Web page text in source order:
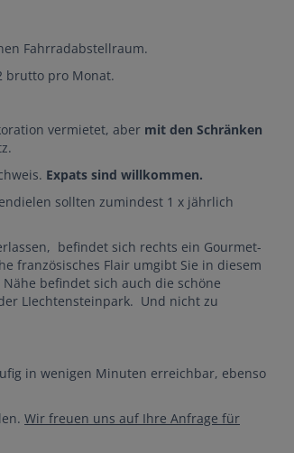
Fahrradabstellraum.
brutto pro Monat.
vermietet, aber mit den Schränken
Expats sind willkommen.
sollten zumindest 1 x jährlich
befindet sich rechts ein Gourmet-
französisches Flair umgibt Sie in diesem
Nähe befindet sich auch die schöne
LIechtensteinpark. Und nicht zu
in wenigen Minuten erreichbar, ebenso
Wir freuen uns auf Ihre Anfrage für